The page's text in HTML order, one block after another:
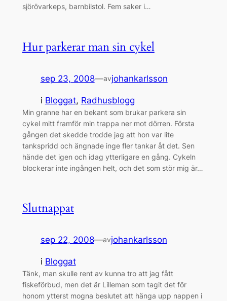
sjörövarkeps, barnbilstol. Fem saker i…
Hur parkerar man sin cykel
sep 23, 2008—avjohankarlsson
i Bloggat, Radhusblogg
Min granne har en bekant som brukar parkera sin
cykel mitt framför min trappa ner mot dörren. Första
gången det skedde trodde jag att hon var lite
tankspridd och ängnade inge fler tankar åt det. Sen
hände det igen och idag ytterligare en gång. Cykeln
blockerar inte ingången helt, och det som stör mig är…
Slutnappat
sep 22, 2008—avjohankarlsson
i Bloggat
Tänk, man skulle rent av kunna tro att jag fått
fiskeförbud, men det är Lilleman som tagit det för
honom ytterst mogna beslutet att hänga upp nappen i